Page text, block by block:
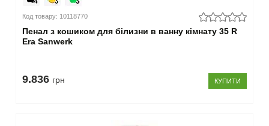
Код товару: 10118770
Пенал з кошиком для білизни в ванну кімнату 35 R
Era Sanwerk
9.836 грн КУПИТИ